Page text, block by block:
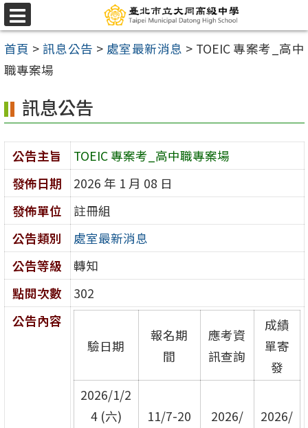
跳
至
主
要
容
區
選
單
首頁 > 訊息公告 > 處室最新消息 > TOEIC 專案考_高中
職專案場
訊息公告
公告主旨
TOEIC 專案考_高中職專案場
發佈日期
2026 年 1 月 08 日
發佈單位
註冊組
公告類別
處室最新消息
公告等級
轉知
點閱次數
302
公告內容
驗日期
報名期
間
應考資
訊查詢
成績
單寄
發
2026/1/2
4 (六)
11/7-20
2026/
2026/